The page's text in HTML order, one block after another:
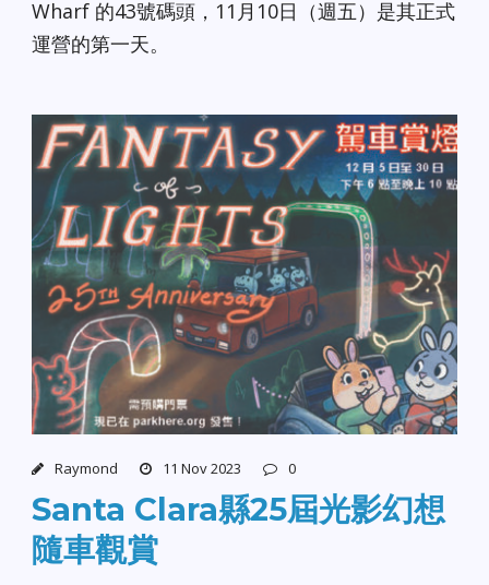
Wharf 的43號碼頭，11月10日（週五）是其正式
運營的第一天。
Raymond 11 Nov 2023 0
Santa Clara縣25屆光影幻想
隨車觀賞